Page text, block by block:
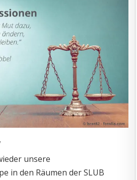
unsere
in den Räumen der SLUB